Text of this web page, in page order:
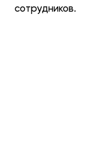
сотрудников.